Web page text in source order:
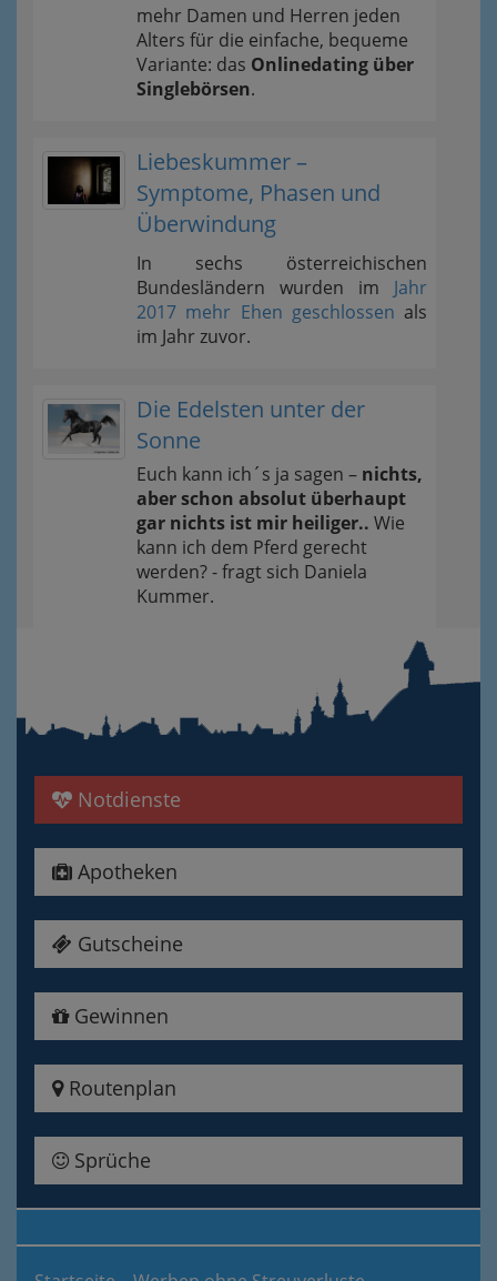
mehr Damen und Herren jeden
Alters für die einfache, bequeme
Variante: das Onlinedating über
Singlebörsen.
Liebeskummer –
Symptome, Phasen und
Überwindung
In sechs österreichischen
Bundesländern wurden im Jahr
2017 mehr Ehen geschlossen als
im Jahr zuvor.
Die Edelsten unter der
Sonne
Euch kann ich´s ja sagen – nichts,
aber schon absolut überhaupt
gar nichts ist mir heiliger.. Wie
kann ich dem Pferd gerecht
werden? - fragt sich Daniela
Kummer.
Notdienste
Apotheken
Gutscheine
Gewinnen
Routenplan
Sprüche